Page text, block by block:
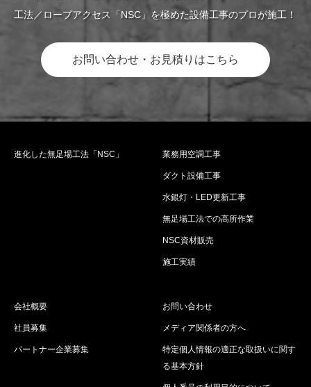
工法／ロープアクセス「NSC」を極めた設備工事のプロが施工！
お問い合わせ・お見積りはこちら
進化した無足場工法「NSC」 業務用空調工事
ダクト設備工事
水銀灯・LED更新工事
無足場工法での高所作業
NSC資材販売
施工実績
会社概要
社員募集
パートナー企業募集
お問い合わせ
メディア関係者の方へ
特定個人情報の適正な取扱いに関す
る基本方針